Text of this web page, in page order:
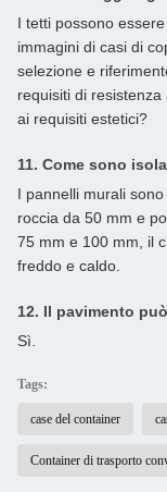
I tetti possono
immagini di casi di
selezione e
requisiti di
ai requisiti estetici?
11. Come sono
I pannelli murali
roccia da 50 mm e
75 mm e 100 mm, il
freddo e caldo.
12. Il pavimento
Sì.
Tags:
case del container
Container di trasporto